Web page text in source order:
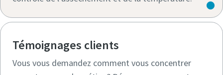
Témoignages clients
Vous vous demandez comment vous concentrer